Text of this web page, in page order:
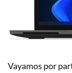
Vayamos por